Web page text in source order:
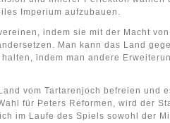
Imperium aufzubauen.
indem sie mit der Macht
Man kann das Land
indem man andere
vom Tartarenjoch befreien und
für Peters Reformen, wird der
im Laufe des Spiels sowohl der